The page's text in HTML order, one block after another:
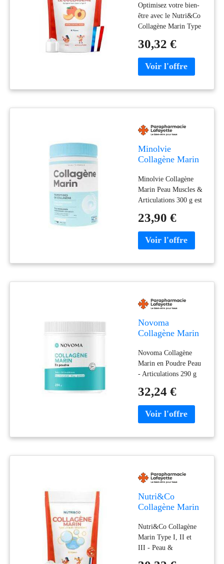
& Articulations
Saveur Pêche 190
g - Doypack 190
g
Optimisez votre bien-
être avec le Nutri&Co
Collagène Marin Type
190g. Ce collagène
marin breveté de type I
et II offre une haute
peau éclatante et des
30,32 €
Minolvie
Collagène Marin
Articulations 300
g - Pot 300 g
Minolvie Collagène
Marin Peau Muscles &
Articulations 300 g est
alimentaire formulé à
base de collagène
marin pour sublimer la
santé des
23,90 €
Novoma
Collagène Marin
Articulations 290
g - Pot 284 g
Novoma Collagène
Marin en Poudre Peau
- Articulations 290 g
alimentaire
formulé pour une peau
éclatante et des
forme.Il est formulé à
marin
32,24 €
Nutri&Co
Collagène Marin
Peau &
Articulations
Goût Neutre - 180
g - Doypack 180
Nutri&Co Collagène
Marin Type I, II et
III - Peau &